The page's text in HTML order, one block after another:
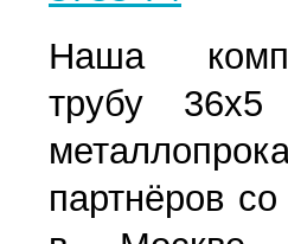
Наша
трубу
партнёров